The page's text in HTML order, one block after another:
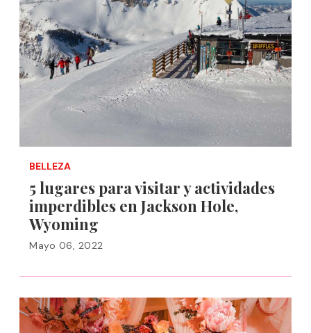
BELLEZA
5 lugares para visitar y actividades
imperdibles en Jackson Hole,
Wyoming
Mayo 06, 2022